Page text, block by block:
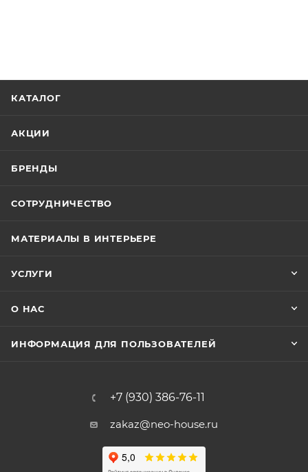
КАТАЛОГ
АКЦИИ
БРЕНДЫ
СОТРУДНИЧЕСТВО
МАТЕРИАЛЫ В ИНТЕРЬЕРЕ
УСЛУГИ
О НАС
ИНФОРМАЦИЯ ДЛЯ ПОЛЬЗОВАТЕЛЕЙ
+7 (930) 386-76-11
zakaz@neo-house.ru